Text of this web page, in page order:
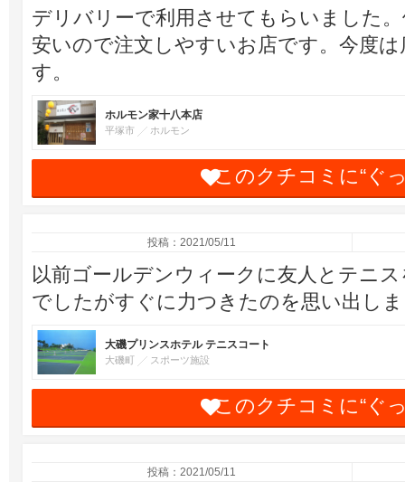
デリバリーで利用させてもらいました
安いので注文しやすいお店です。今度
す。
ホルモン家十八本店
平塚市 ホルモン
このクチコミに“ぐ
投稿：2021/05/11
以前ゴールデンウィークに友人とテニ
でしたがすぐに力つきたのを思い出し
大磯プリンスホテル テニスコート
大磯町 スポーツ施設
このクチコミに“ぐ
投稿：2021/05/11